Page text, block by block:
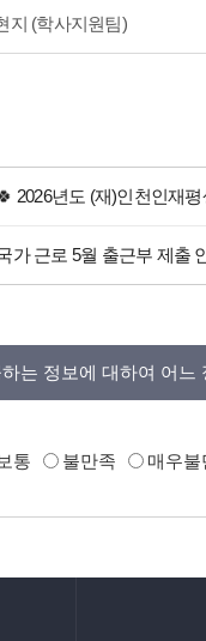
지 (학사지원팀)
2026년도 (재)인천인재
가 근로 5월 출근부 제출
는 정보에 대하여 어느
통 불만족 매우불